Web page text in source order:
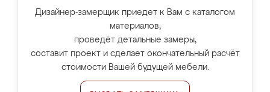
Дизайнер-замерщик приедет к Вам с каталогом
материалов,
проведёт детальные замеры,
составит проект и сделает окончательный расчёт
стоимости Вашей будущей мебели.